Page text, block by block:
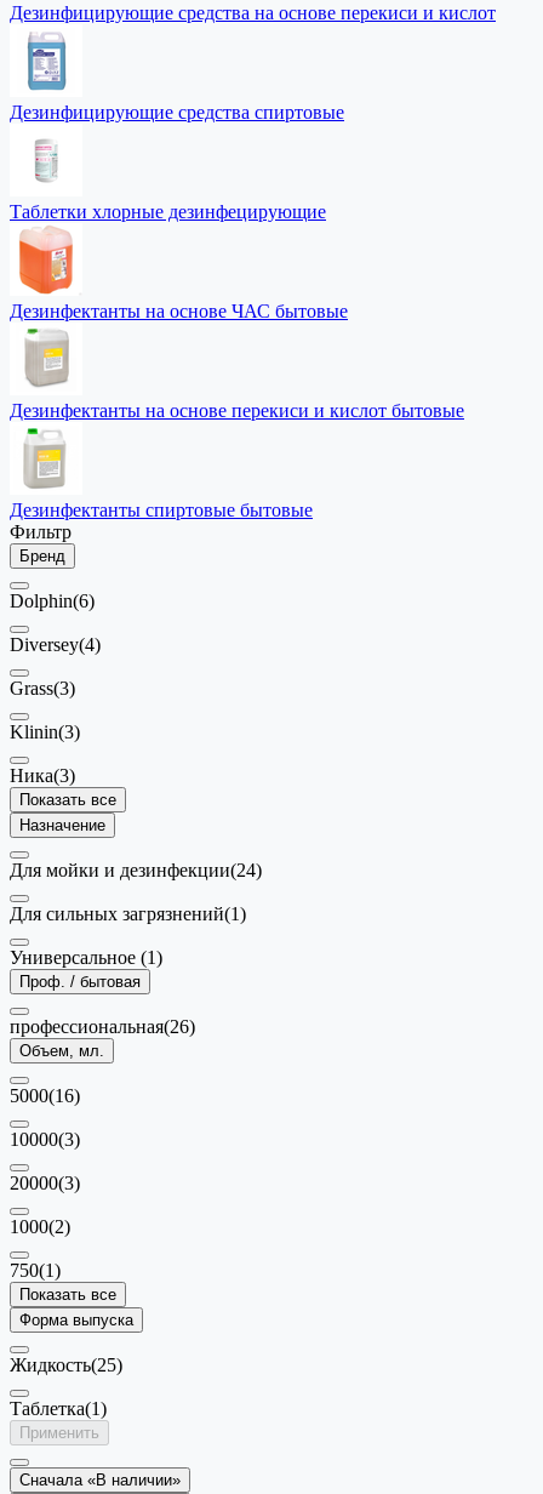
Дезинфицирующие средства на основе перекиси и кислот
Дезинфицирующие средства спиртовые
Таблетки хлорные дезинфецирующие
Дезинфектанты на основе ЧАС бытовые
Дезинфектанты на основе перекиси и кислот бытовые
Дезинфектанты спиртовые бытовые
Фильтр
Бренд
Dolphin(6)
Diversey(4)
Grass(3)
Klinin(3)
Ника(3)
Показать все
Назначение
Для мойки и дезинфекции(24)
Для сильных загрязнений(1)
Универсальное (1)
Проф. / бытовая
профессиональная(26)
Объем, мл.
5000(16)
10000(3)
20000(3)
1000(2)
750(1)
Показать все
Форма выпуска
Жидкость(25)
Таблетка(1)
Применить
Сначала «В наличии»